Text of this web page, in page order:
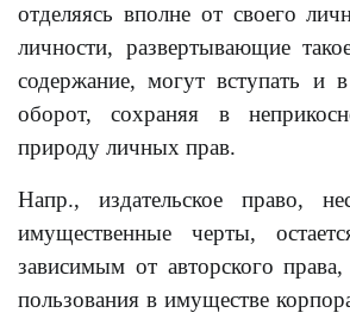
отделяясь вполне от своего
личности, развертывающие
содержание, могут вступать и
оборот, сохраняя в
природу личных прав.
Напр., издательское право,
имущественные черты,
зависимым от авторского права,
пользования в имуществе